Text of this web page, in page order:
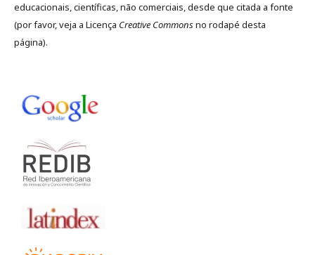
educacionais, científicas, não comerciais, desde que citada a fonte
(por favor, veja a Licença Creative Commonsno rodapé desta
página).